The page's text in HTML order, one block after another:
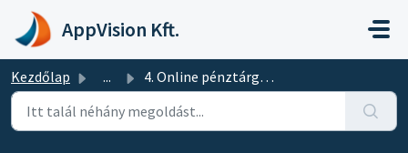
Kihagyás a tartalom megtartásához
AppVision Kft.
Kezdőlap ... 4. Online pénztárgép - Archívum